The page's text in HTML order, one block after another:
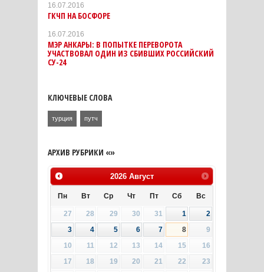
16.07.2016
ГКЧП НА БОСФОРЕ
16.07.2016
МЭР АНКАРЫ: В ПОПЫТКЕ ПЕРЕВОРОТА
УЧАСТВОВАЛ ОДИН ИЗ СБИВШИХ РОССИЙСКИЙ
СУ-24
КЛЮЧЕВЫЕ СЛОВА
турция путч
АРХИВ РУБРИКИ «»
2026 Август
Пн Вт Ср Чт Пт Сб Вс
27 28 29 30 31 1
2
3
4 5 6 7 8
9
10
11 12 13 14 15
16
17
18 19 20 21 22
23